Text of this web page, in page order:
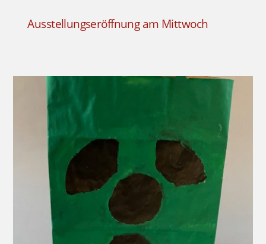
Ausstellungseröffnung am Mittwoch